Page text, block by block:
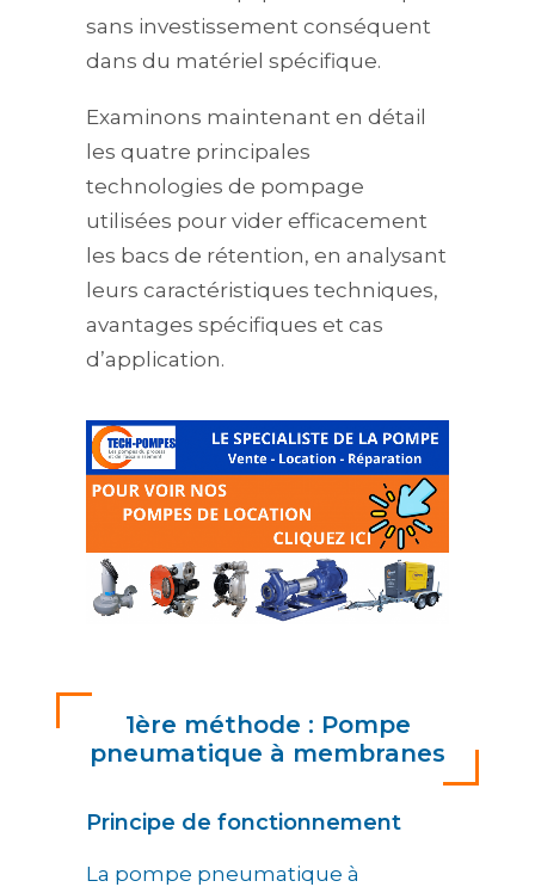
sans investissement conséquent
dans du matériel spécifique.
Examinons maintenant en détail
les quatre principales
technologies de pompage
utilisées pour vider efficacement
les bacs de rétention, en analysant
leurs caractéristiques techniques,
avantages spécifiques et cas
d’application.
1ère méthode : Pompe
pneumatique à membranes
Principe de fonctionnement
La pompe pneumatique à